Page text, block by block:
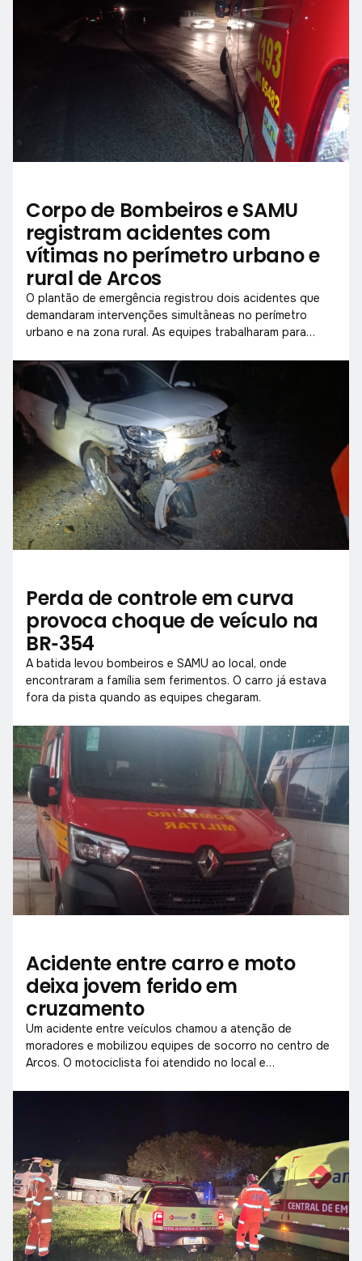
Corpo de Bombeiros e SAMU
registram acidentes com
vítimas no perímetro urbano e
rural de Arcos
O plantão de emergência registrou dois acidentes que
demandaram intervenções simultâneas no perímetro
urbano e na zona rural. As equipes trabalharam para
Perda de controle em curva
provoca choque de veículo na
BR‑354
A batida levou bombeiros e SAMU ao local, onde
encontraram a família sem ferimentos. O carro já estava
fora da pista quando as equipes chegaram.
Acidente entre carro e moto
deixa jovem ferido em
cruzamento
Um acidente entre veículos chamou a atenção de
moradores e mobilizou equipes de socorro no centro de
Arcos. O motociclista foi atendido no local e